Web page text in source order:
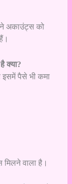
अकाउंट्स को
क्या?
इसमें पैसे भी कमा
वाला है।